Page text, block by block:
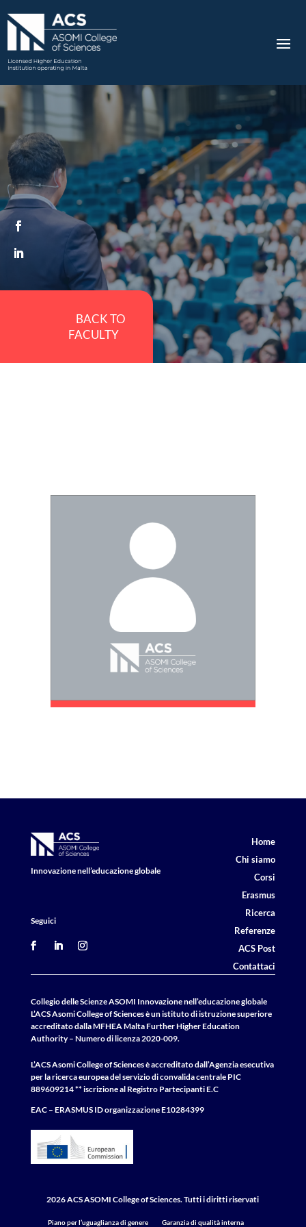
BACK TO
FACULTY
Innovazione nell’educazione globale
Seguici
Home
Chi siamo
Corsi
Erasmus
Ricerca
Referenze
ACS Post
Contattaci
Collegio delle Scienze ASOMI Innovazione nell’educazione globale
L’ACS Asomi College of Sciences è un istituto di istruzione superiore
accreditato dalla MFHEA Malta Further Higher Education
Authority – Numero di licenza 2020-009.
L’ACS Asomi College of Sciences è accreditato dall’Agenzia esecutiva
per la ricerca europea del servizio di convalida centrale PIC
889609214 ** iscrizione al Registro Partecipanti E.C
EAC – ERASMUS IDorganizzazione E10284399
2026 ACS ASOMI College of Sciences. Tutti i diritti riservati
Piano per l’uguaglianza di genere Garanzia di qualità interna